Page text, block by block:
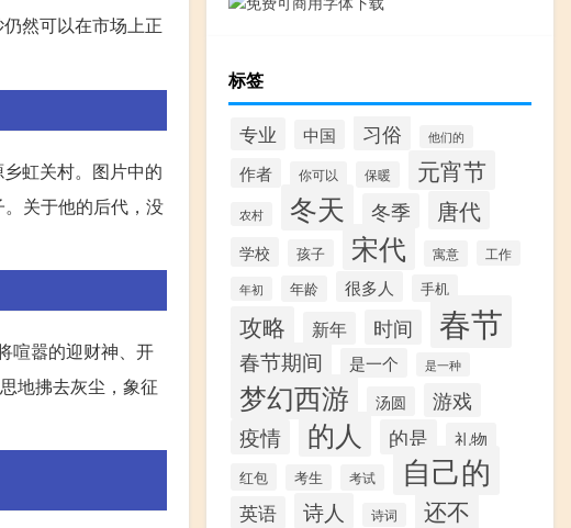
然可以在市场上正
虹关村。图片中的
关于他的后代，没
喧嚣的迎财神、开
地拂去灰尘，象征
标签
专业 中国 习俗 他们的
作者 你可以 保暖 元宵节
农村 冬天 冬季 唐代
学校 孩子 宋代 寓意 工作
年初 年龄 很多人 手机
攻略 新年 时间 春节
春节期间 是一个 是一种
梦幻西游 汤圆 游戏
疫情 的人 的是 礼物
红包 考生 考试 自己的
英语 诗人 诗词 还不